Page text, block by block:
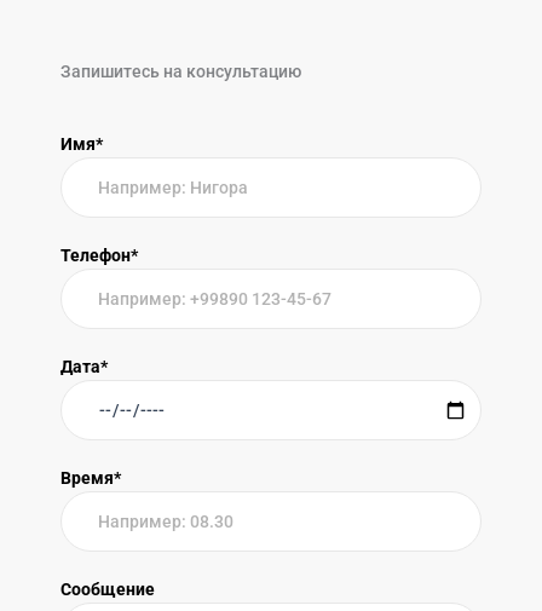
Запишитесь на консультацию
Имя*
Телефон*
Дата*
Время*
Сообщение